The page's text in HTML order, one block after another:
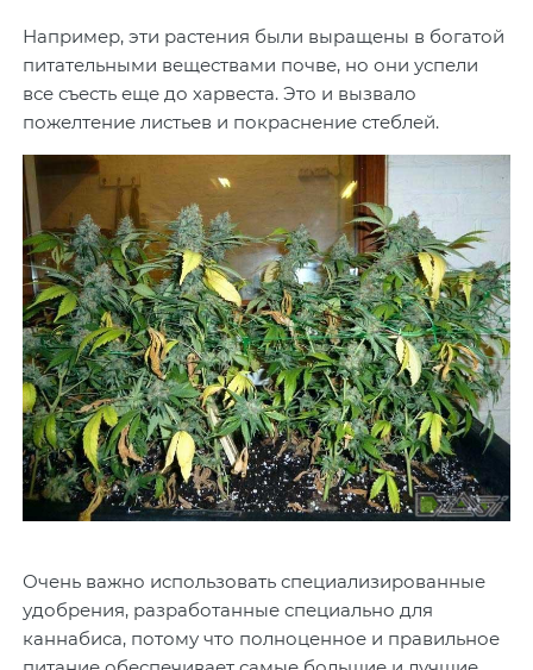
Например, эти растения были выращены в богатой
питательными веществами почве, но они успели
все съесть еще до харвеста. Это и вызвало
пожелтение листьев и покраснение стеблей.
Очень важно использовать специализированные
удобрения, разработанные специально для
каннабиса, потому что полноценное и правильное